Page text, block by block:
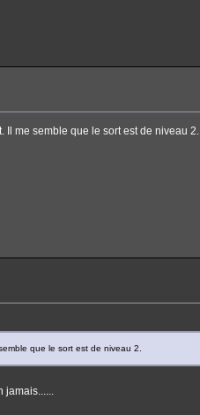
me semble que le sort est de niveau 2.
que le sort est de niveau 2.